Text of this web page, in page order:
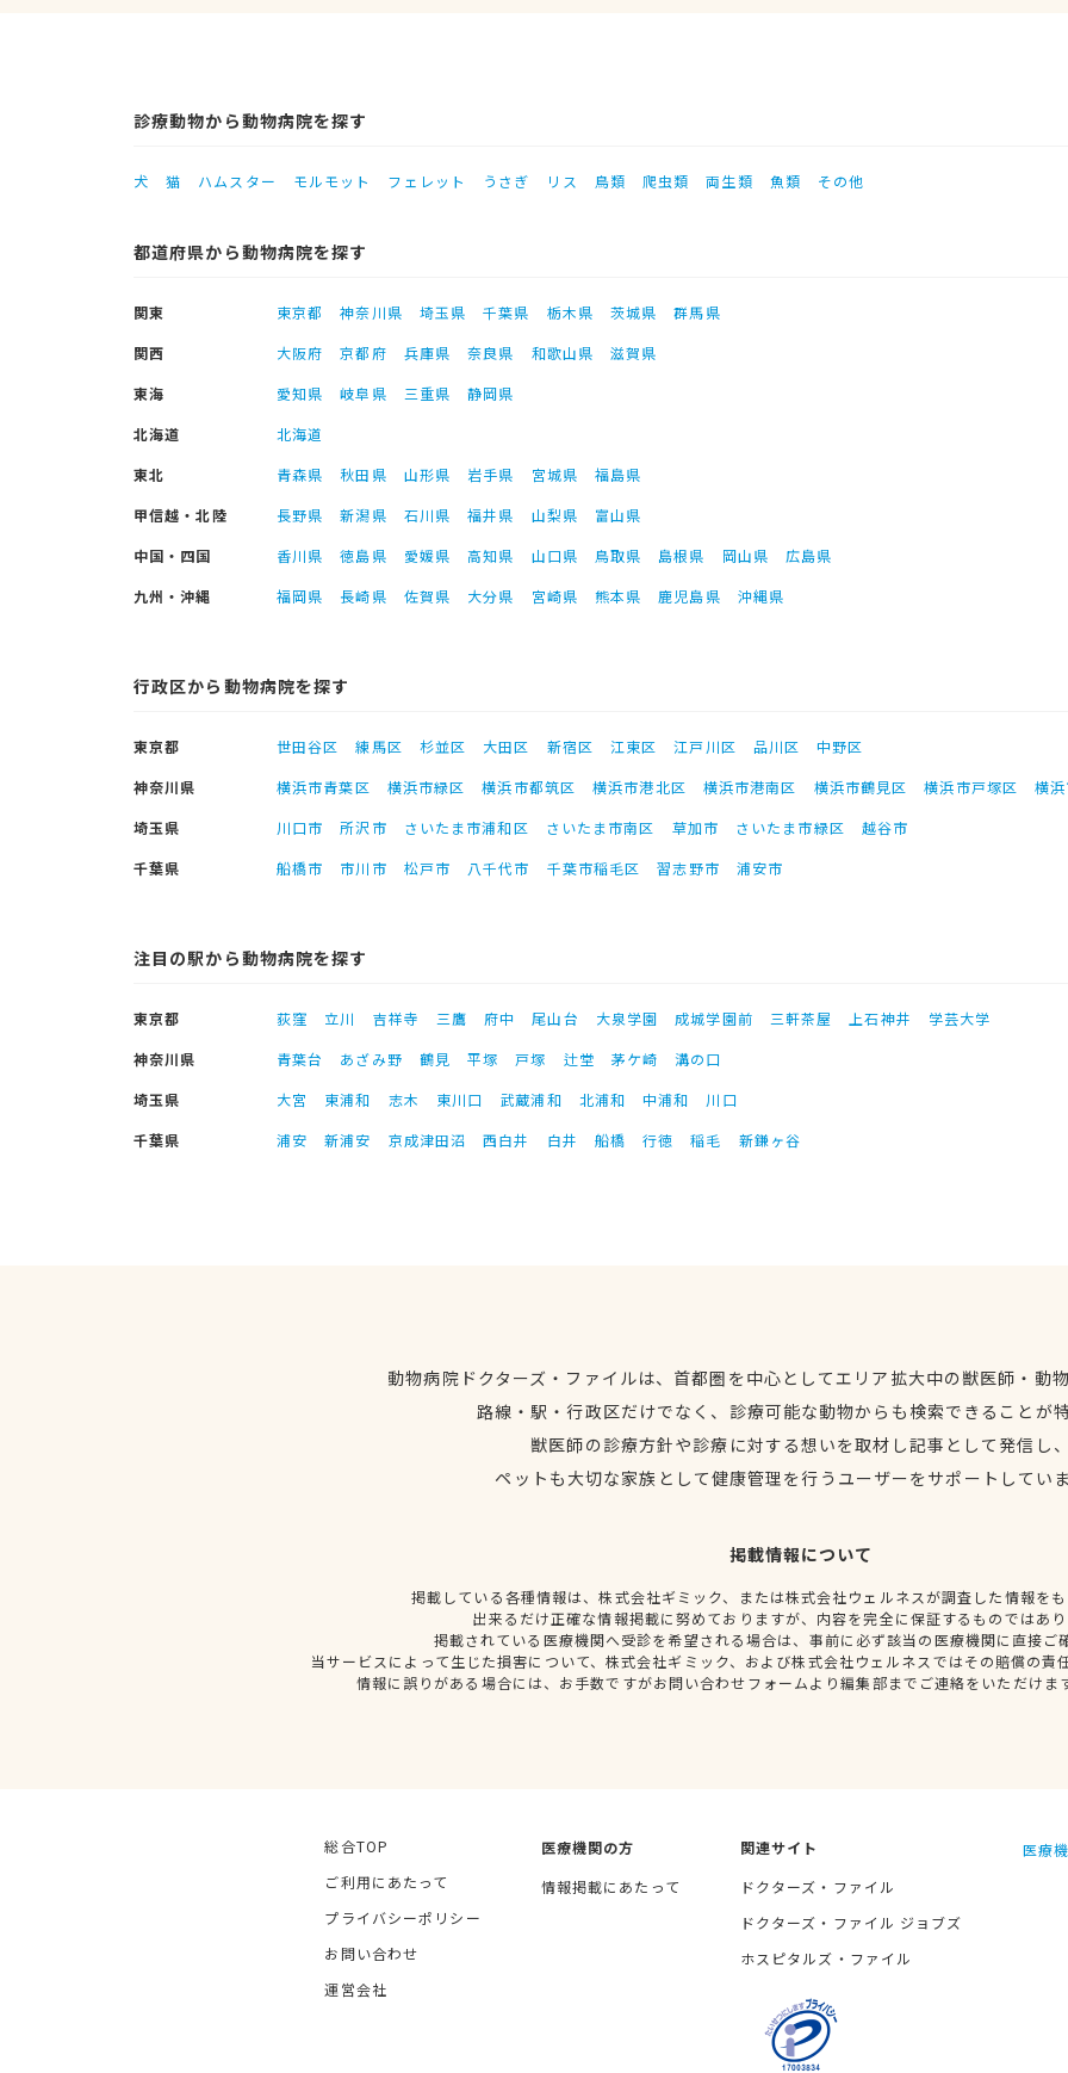
診療動物から動物病院を探す
犬 猫 ハムスター モルモット フェレット うさぎ リス 鳥類 爬虫類 両生類 魚類 その他
都道府県から動物病院を探す
関東 東京都 神奈川県 埼玉県 千葉県 栃木県 茨城県
群馬県
関西
大阪府 京都府 兵庫県 奈良県 和歌山県
滋賀県
東海
愛知県 岐阜県 三重県
静岡県
北海道
北海道
東北
青森県 秋田県 山形県 岩手県 宮城県
福島県
甲信越・北陸
長野県 新潟県 石川県 福井県 山梨県
富山県
中国・四国
香川県 徳島県 愛媛県 高知県 山口県 鳥取県 島根県 岡山県
広島県
九州・沖縄
福岡県 長崎県 佐賀県 大分県 宮崎県 熊本県 鹿児島県 沖縄県
行政区から動物病院を探す
東京都 世田谷区 練馬区 杉並区 大田区 新宿区 江東区 江戸川区 品川区
中野区
神奈川県
横浜市青葉区 横浜市緑区 横浜市都筑区 横浜市港北区 横浜市港南区 横浜市鶴見区 横浜市戸塚区
横
埼玉県
川口市 所沢市 さいたま市浦和区 さいたま市南区 草加市 さいたま市緑区
越谷市
千葉県
船橋市 市川市 松戸市 八千代市 千葉市稲毛区 習志野市 浦安市
注目の駅から動物病院を探す
東京都 荻窪 立川 吉祥寺 三鷹 府中 尾山台 大泉学園 成城学園前 三軒茶屋 上石神井
学芸大学
神奈川県
青葉台 あざみ野 鶴見 平塚 戸塚 辻堂 茅ケ崎
溝の口
埼玉県
大宮 東浦和 志木 東川口 武蔵浦和 北浦和 中浦和
川口
千葉県
浦安 新浦安 京成津田沼 西白井 白井 船橋 行徳 稲毛 新鎌ヶ谷
動物病院ドクターズ・ファイルは、首都圏を中心としてエリア拡大中の獣医師・動
路線・駅・行政区だけでなく、診療可能な動物からも検索できることが
獣医師の診療方針や診療に対する想いを取材し記事として発信し
ペットも大切な家族として健康管理を行うユーザーをサポートしてい
掲載情報について
掲載している各種情報は、株式会社ギミック、または株式会社ウェルネスが調査した情報を
出来るだけ正確な情報掲載に努めておりますが、内容を完全に保証するものではあ
掲載されている医療機関へ受診を希望される場合は、事前に必ず該当の医療機関に直接ご
当サービスによって生じた損害について、株式会社ギミック、および株式会社ウェルネスではその賠償の責
情報に誤りがある場合には、お手数ですがお問い合わせフォームより編集部までご連絡をいただけま
総合TOP
ご利用にあたって
プライバシーポリシー
お問い合わせ
運営会社
医療機関の方
情報掲載にあたって
関連サイト
ドクターズ・ファイル
ドクターズ・ファイル ジョブズ
ホスピタルズ・ファイル
医療